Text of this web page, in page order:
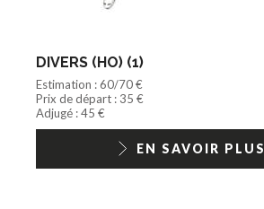
DIVERS (HO) (1)
Estimation : 60/70 €
Prix de départ : 35 €
Adjugé : 45 €
EN SAVOIR PLUS